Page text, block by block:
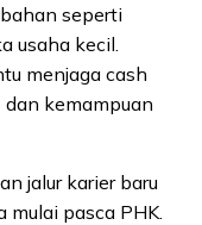
seperti
usaha kecil.
menjaga cash
kemampuan
jalur karier baru
pasca PHK.